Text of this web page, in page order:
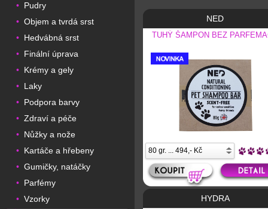
• Pudry
• Objem a tvrdá srst
• Hedvábná srst
• Finální úprava
• Krémy a gely
• Laky
• Podpora barvy
• Zdraví a péče
• Nůžky a nože
• Kartáče a hřebeny
• Gumičky, natáčky
• Parfémy
• Vzorky
NED
TUHÝ ŠAMPON BEZ
HYDRA